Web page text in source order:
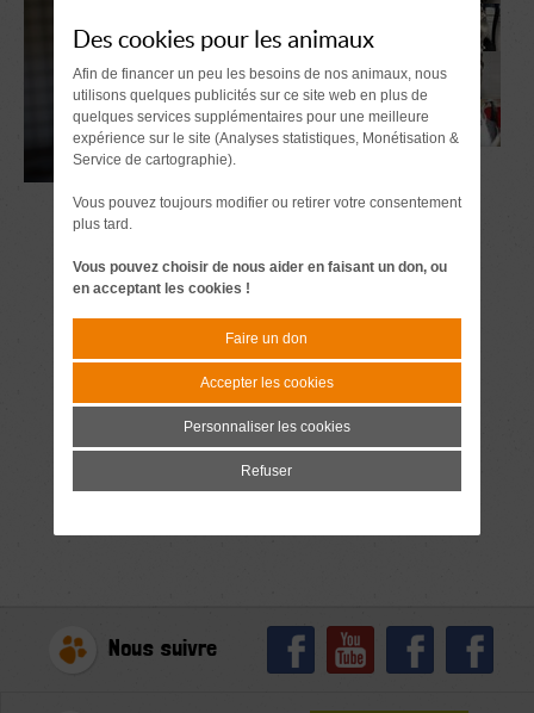
Nous suivre
Des cookies pour les animaux
Afin de financer un peu les besoins de nos animaux, nous
utilisons quelques publicités sur ce site web en plus de
quelques services supplémentaires pour une meilleure
expérience sur le site (Analyses statistiques, Monétisation &
Service de cartographie).
Vous pouvez toujours modifier ou retirer votre consentement
plus tard.
Vous pouvez choisir de nous aider en faisant un don, ou
en acceptant les cookies !
Faire un don
Accepter les cookies
Personnaliser les cookies
Refuser